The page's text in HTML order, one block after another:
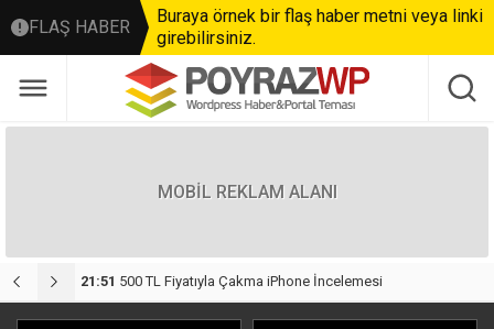
FLAŞ HABER
Buraya örnek bir flaş haber metni veya linki
girebilirsiniz.
MOBİL REKLAM ALANI
21:51 500 TL Fiyatıyla Çakma iPhone İncelemesi